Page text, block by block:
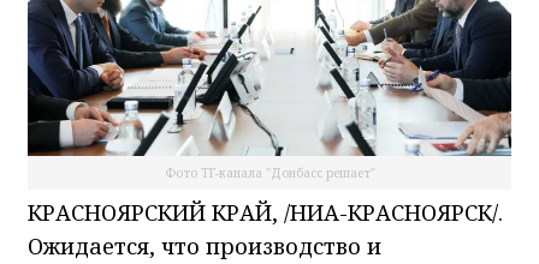
Фото ТГ-канала "Донбасс решает"
КРАСНОЯРСКИЙ КРАЙ, /НИА-КРАСНОЯРСК/.
Ожидается, что производство и